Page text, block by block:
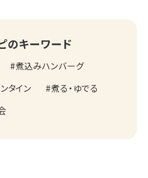
のキーワード
煮込みハンバーグ
タイン
煮る・ゆでる